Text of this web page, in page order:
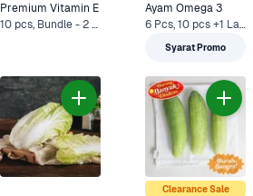
Premium Vitamin E
10 pcs, Bundle - 2 x 10 pcs*
Ayam Omega 3
6 Pcs, 10 pcs +1 Lainnya
Syarat Promo
Clearance Sale